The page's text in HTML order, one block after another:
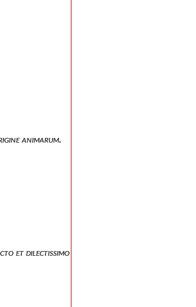
animarum.
et dilectissimo tyrasio hieronymus.